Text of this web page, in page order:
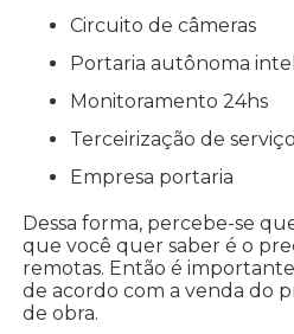
circuito de câmeras
portaria autônoma
monitoramento 24hs
terceirização de
empresa portaria
Dessa forma, percebe-se
que você quer saber é o
remotas. Então é
de acordo com a venda do
de obra.